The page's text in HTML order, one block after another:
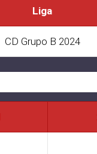
Liga
CD Grupo B 2024